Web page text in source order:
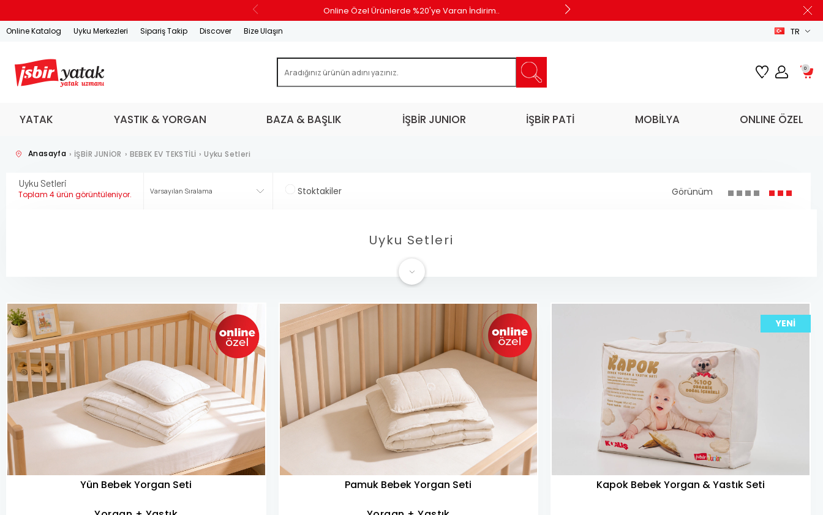
Online Özel Ürünlerde %20'ye Varan İndirim..
Online Katalog Uyku Merkezleri Sipariş Takip Discover Bize Ulaşın TR
0
YATAK YASTIK & YORGAN BAZA & BAŞLIK İŞBİR JUNIOR İŞBİR PATİ MOBİLYA ONLINE ÖZEL
Anasayfa › İŞBİR JUNİOR › BEBEK EV TEKSTİLİ › Uyku Setleri
Uyku Setleri
Toplam 4 ürün görüntüleniyor. Stoktakiler Görünüm
Uyku Setleri
Yün Bebek Yorgan Seti Pamuk Bebek Yorgan Seti
YENI
Kapok Bebek Yorgan & Yastık Seti